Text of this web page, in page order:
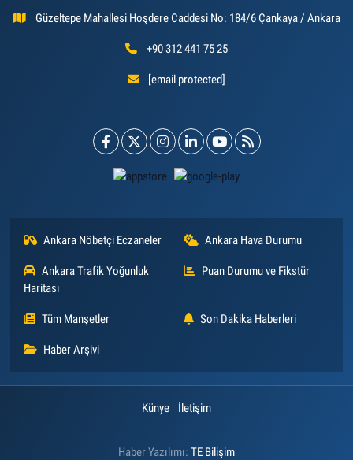
Güzeltepe Mahallesi Hoşdere Caddesi No: 184/6 Çankaya / Ankara
+90 312 441 75 25
[email protected]
Ankara Nöbetçi Eczaneler Ankara Hava Durumu
Ankara Trafik Yoğunluk
Haritası
Puan Durumu ve Fikstür
Tüm Manşetler Son Dakika Haberleri
Haber Arşivi
Künye İletişim
Haber Yazılımı: TE Bilişim